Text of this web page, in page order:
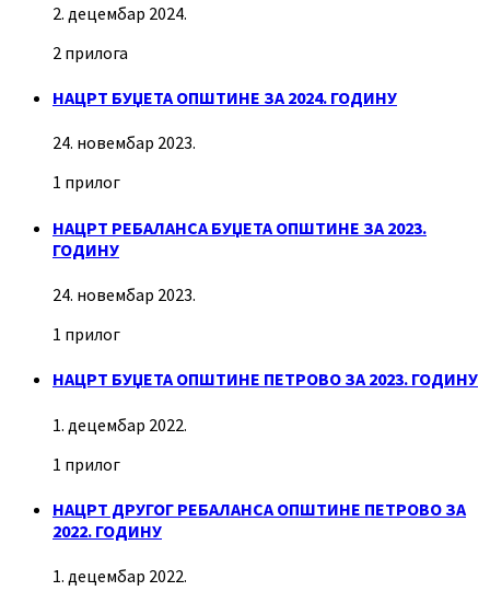
2. децембар 2024.
2 прилога
НАЦРТ БУЏЕТА ОПШТИНЕ ЗА 2024. ГОДИНУ
24. новембар 2023.
1 прилог
НАЦРТ РЕБАЛАНСА БУЏЕТА ОПШТИНЕ ЗА 2023.
ГОДИНУ
24. новембар 2023.
1 прилог
НАЦРТ БУЏЕТА ОПШТИНЕ ПЕТРОВО ЗА 2023. ГОДИНУ
1. децембар 2022.
1 прилог
НАЦРТ ДРУГОГ РЕБАЛАНСА ОПШТИНЕ ПЕТРОВО ЗА
2022. ГОДИНУ
1. децембар 2022.